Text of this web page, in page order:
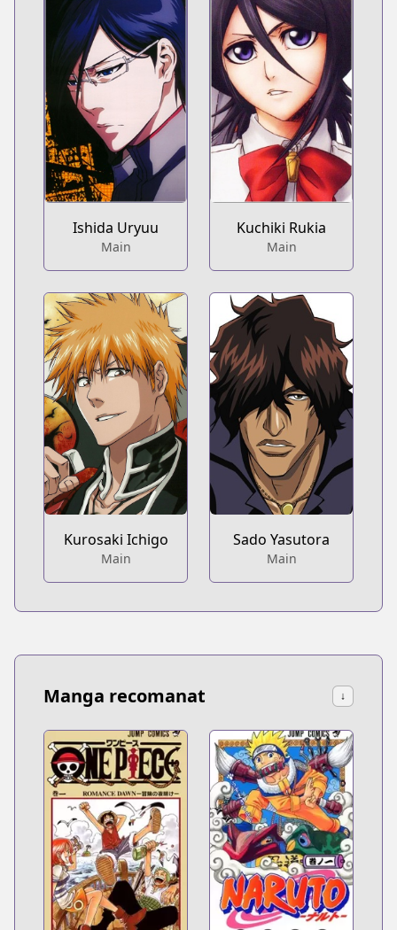
Ishida Uryuu
Main
Kuchiki Rukia
Main
Kurosaki Ichigo
Main
Sado Yasutora
Main
Manga recomanat ↓